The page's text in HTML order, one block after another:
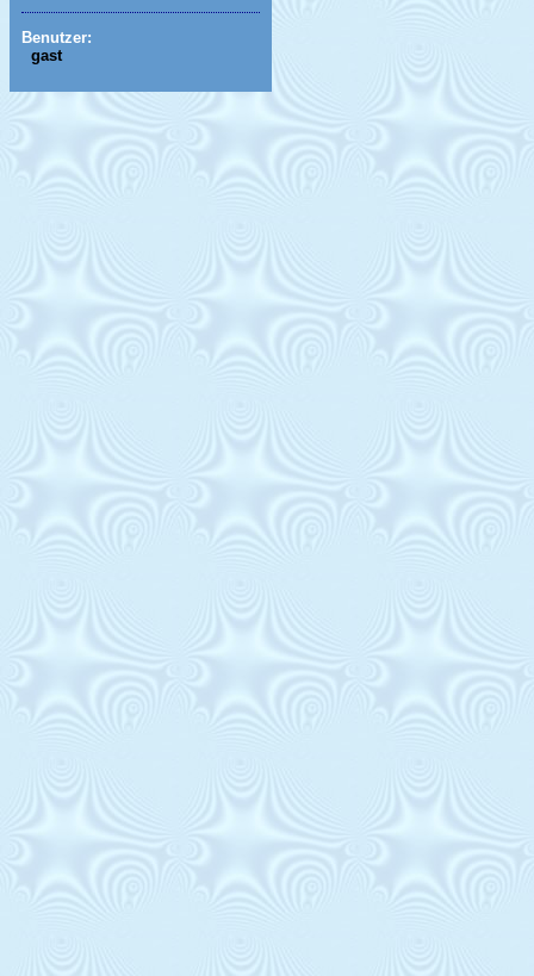
Benutzer:
gast